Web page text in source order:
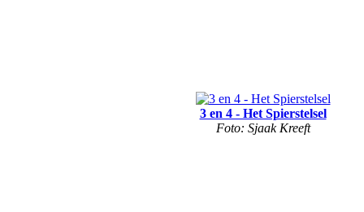
3 en 4 - Het Spierstelsel
Foto: Sjaak Kreeft